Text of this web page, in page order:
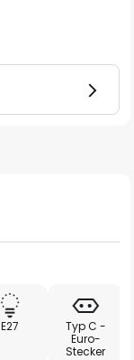
E27
Typ C -
Euro-
Stecker